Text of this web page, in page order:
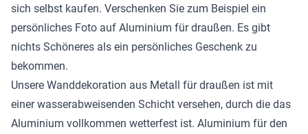
sich selbst kaufen. Verschenken Sie zum Beispiel ein
persönliches Foto auf Aluminium für draußen. Es gibt
nichts Schöneres als ein persönliches Geschenk zu
bekommen.
Unsere Wanddekoration aus Metall für draußen ist mit
einer wasserabweisenden Schicht versehen, durch die das
Aluminium vollkommen wetterfest ist. Aluminium für den